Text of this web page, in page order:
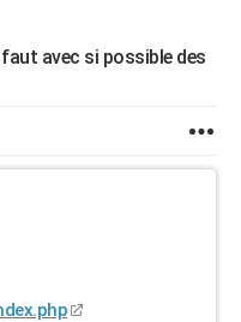
avec si possible des